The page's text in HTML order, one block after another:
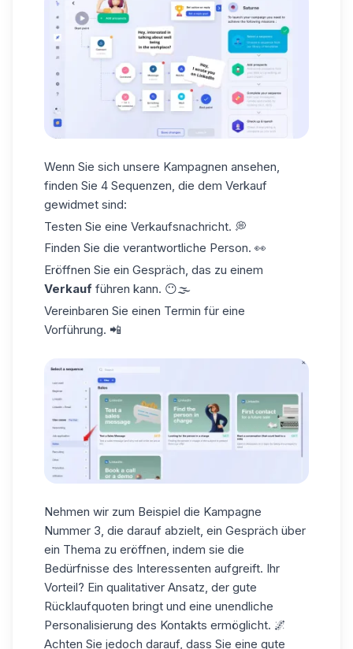
Wenn Sie sich unsere Kampagnen ansehen,
finden Sie 4 Sequenzen, die dem Verkauf
gewidmet sind:
Testen Sie eine Verkaufsnachricht. 💭
Finden Sie die verantwortliche Person. 👀
Eröffnen Sie ein Gespräch, das zu einem
Verkauf führen kann. 😶🌫️
Vereinbaren Sie einen Termin für eine
Vorführung. 📲
Nehmen wir zum Beispiel die Kampagne
Nummer 3, die darauf abzielt, ein Gespräch über
ein Thema zu eröffnen, indem sie die
Bedürfnisse des Interessenten aufgreift. Ihr
Vorteil? Ein qualitativer Ansatz, der gute
Rücklaufquoten bringt und eine unendliche
Personalisierung des Kontakts ermöglicht. 🌌
Achten Sie jedoch darauf, dass Sie eine gute